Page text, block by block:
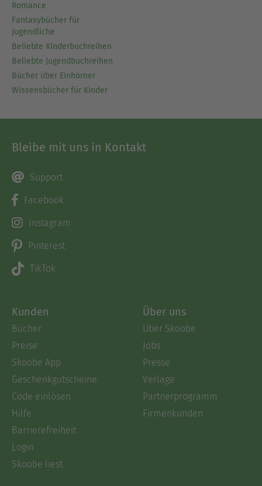
Romance
Fantasybücher für
Jugendliche
Beliebte Kinderbuchreihen
Beliebte Jugendbuchreihen
Bücher über Einhörner
Wissensbücher für Kinder
Bleibe mit uns in Kontakt
Support
Facebook
Instagram
Pinterest
TikTok
Kunden
Bücher
Preise
Skoobe App
Geschenkgutscheine
Code einlösen
Hilfe
Barrierefreiheit
Login
Skoobe liest
Über uns
Über Skoobe
Jobs
Presse
Verlage
Partnerprogramm
Firmenkunden